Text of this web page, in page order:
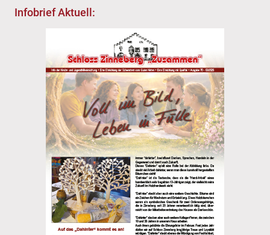
Infobrief Aktuell: